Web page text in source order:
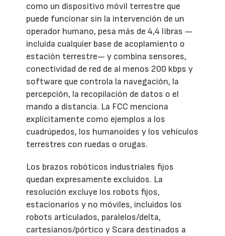
como un dispositivo móvil terrestre que
puede funcionar sin la intervención de un
operador humano, pesa más de 4,4 libras —
incluida cualquier base de acoplamiento o
estación terrestre— y combina sensores,
conectividad de red de al menos 200 kbps y
software que controla la navegación, la
percepción, la recopilación de datos o el
mando a distancia. La FCC menciona
explícitamente como ejemplos a los
cuadrúpedos, los humanoides y los vehículos
terrestres con ruedas o orugas.
Los brazos robóticos industriales fijos
quedan expresamente excluidos. La
resolución excluye los robots fijos,
estacionarios y no móviles, incluidos los
robots articulados, paralelos/delta,
cartesianos/pórtico y Scara destinados a